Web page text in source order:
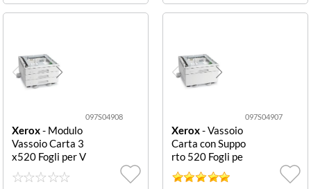
097S04908
Xerox- Modulo
Vassoio Carta 3
x520 Fogli per V
ersaLink C7000
3 X 520 SHEET
097S04907
Xerox- Vassoio
Carta con Suppo
rto 520 Fogli pe
r VersaLink C70
00 CASSETTO A